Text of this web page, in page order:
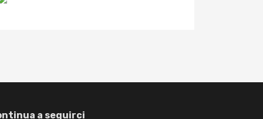
a seguirci